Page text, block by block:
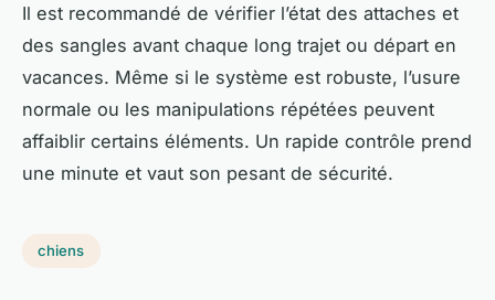
Il est recommandé de vérifier l’état des attaches et
des sangles avant chaque long trajet ou départ en
vacances. Même si le système est robuste, l’usure
normale ou les manipulations répétées peuvent
affaiblir certains éléments. Un rapide contrôle prend
une minute et vaut son pesant de sécurité.
chiens